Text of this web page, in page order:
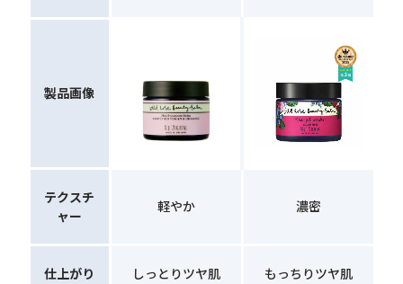
製品画像
テクスチ
ャー
軽やか 濃密
仕上がり しっとりツヤ肌 もっちりツヤ肌